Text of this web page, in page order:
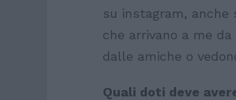
su instagram, anche
che arrivano a me
dalle amiche o
Quali doti deve